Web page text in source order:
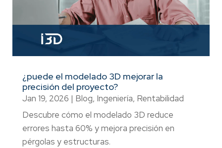
¿puede el modelado 3D mejorar la
precisión del proyecto?
Jan 19, 2026 | Blog, Ingeniería, Rentabilidad
Descubre cómo el modelado 3D reduce
errores hasta 60% y mejora precisión en
pérgolas y estructuras.